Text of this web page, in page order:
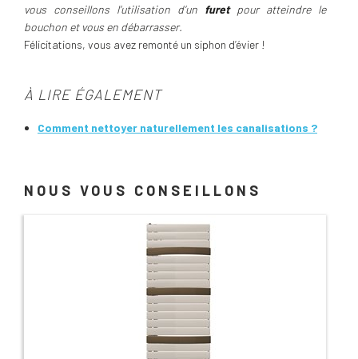
vous conseillons l’utilisation d’un furetpour atteindre le
bouchon et vous en débarrasser.
Félicitations, vous avez remonté un siphon d’évier !
À LIRE ÉGALEMENT
Comment nettoyer naturellement les canalisations ?
NOUS VOUS CONSEILLONS